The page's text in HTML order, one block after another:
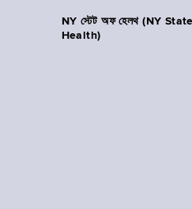
NY স্টেট অফ হেলথ (NY
Health)